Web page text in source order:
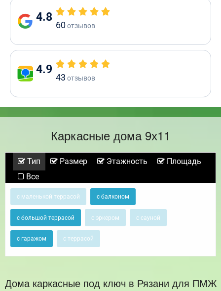
4.8
60отзывов
4.9
43 отзывов
Каркасные дома 9х11
Тип Размер Этажность
Площадь
Все
с маленькой террасой с балконом
с большой террасой с эркером с сауной
с гаражом с террасой
Дома каркасные под ключ в Рязани для ПМЖ